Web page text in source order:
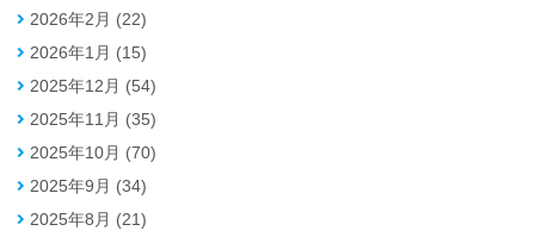
2026年2月 (22)
2026年1月 (15)
2025年12月 (54)
2025年11月 (35)
2025年10月 (70)
2025年9月 (34)
2025年8月 (21)